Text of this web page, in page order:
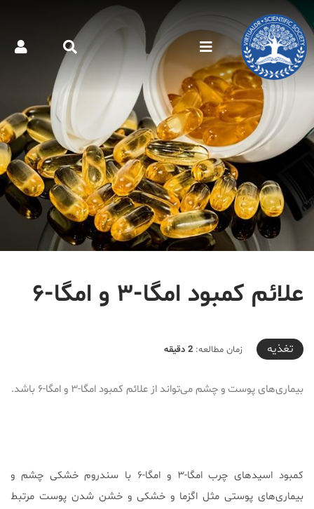
علائم کمبود امگا-۳ و امگا-۶
2025-04-05T00:19:27+03:30
تغذیه زمان مطالعه: 2 دقیقه
بیماری‌های پوست و چشم می‌تواند از علائم کمبود امگا-۳ و امگا-۶ باشد.
کمبود اسیدهای چرب امگا-۳ و امگا-۶ با سندروم خشکی چشم و
بیماری‌های پوستی مثل اگزما و خشکی و خشن شدن پوست مرتبط